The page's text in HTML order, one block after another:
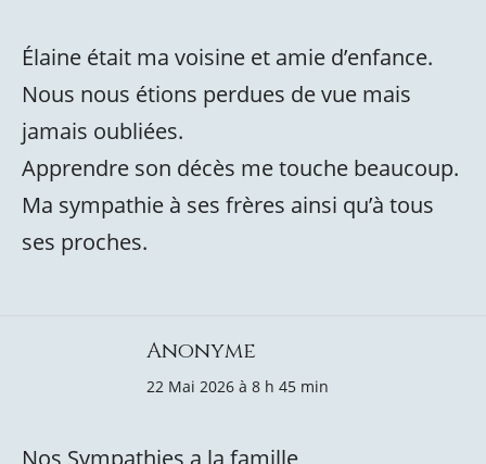
Élaine était ma voisine et amie d’enfance.
Nous nous étions perdues de vue mais
jamais oubliées.
Apprendre son décès me touche beaucoup.
Ma sympathie à ses frères ainsi qu’à tous
ses proches.
Anonyme
22 Mai 2026 à 8 h 45 min
Nos Sympathies a la famille